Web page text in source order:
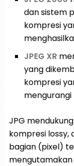
dan sistem
kompresi
JPEG XR
yang
kompresi
mengurangi
JPG
kompresi lossy,
bagian (pixel)
mengutamakan